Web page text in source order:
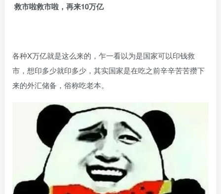
救市啦救市啦，再来10万亿
各种X万亿就是这么来的，乍一看以为是国家可以印钱救
市，想印多少就印多少，其实国家是在吃之前辛辛苦苦攒下
来的外汇储备，俗称吃老本。